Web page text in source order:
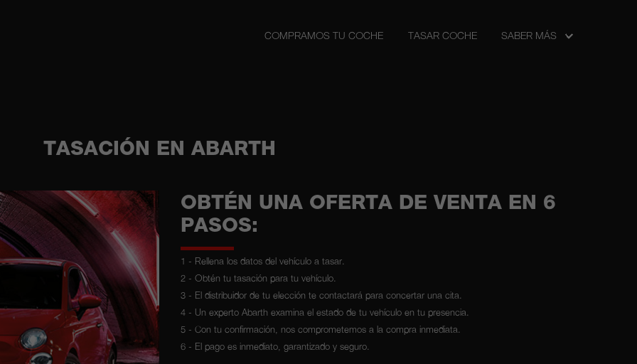
COMPRAMOS TU COCHE TASAR COCHE SABER MÁS
TASACIÓN EN ABARTH
OBTÉN UNA OFERTA DE VENTA EN 6
PASOS:
1 - Rellena los datos del vehículo a tasar.
2 - Obtén tu tasación para tu vehículo.
3 - El distribuidor de tu elección te contactará para concertar una cita.
4 - Un experto Abarth examina el estado de tu vehículo en tu presencia.
5 - Con tu confirmación, nos comprometemos a la compra inmediata.
6 - El pago es inmediato, garantizado y seguro.